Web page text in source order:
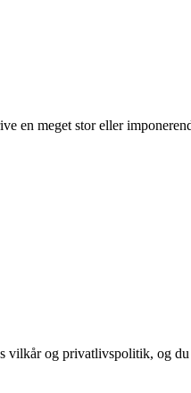
en meget stor eller
vilkår og privatlivspolitik, og